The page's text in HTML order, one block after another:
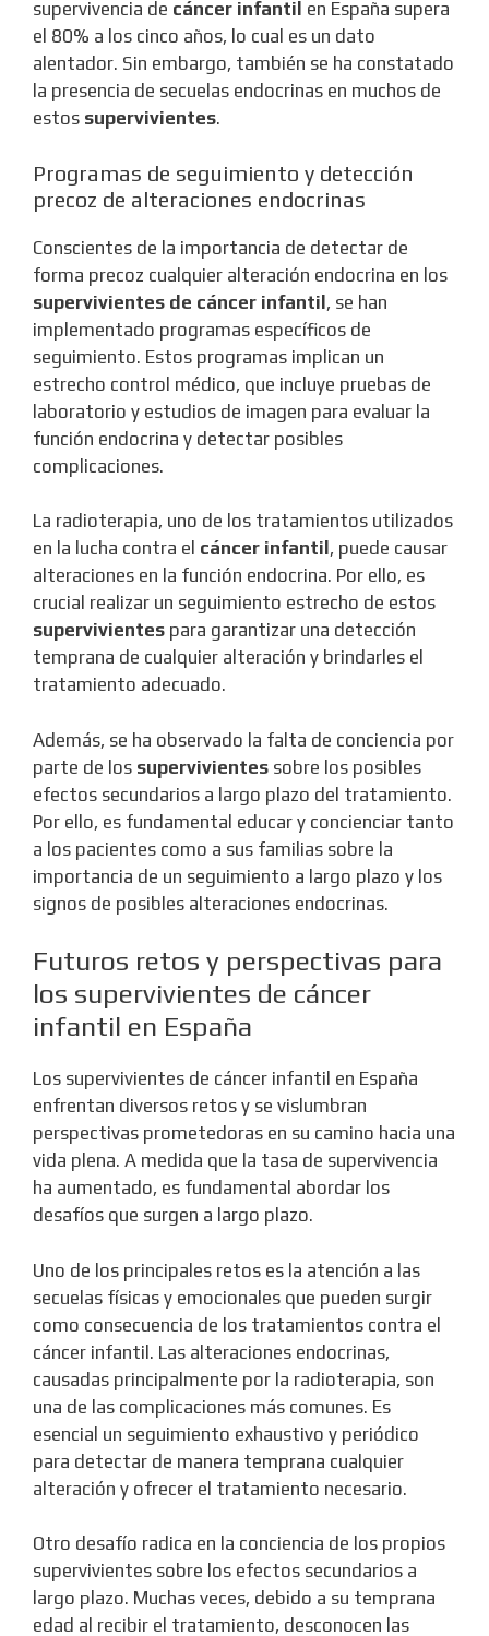
supervivencia de cáncer infantil en España supera
el 80% a los cinco años, lo cual es un dato
alentador. Sin embargo, también se ha constatado
la presencia de secuelas endocrinas en muchos de
estos supervivientes.
Programas de seguimiento y detección
precoz de alteraciones endocrinas
Conscientes de la importancia de detectar de
forma precoz cualquier alteración endocrina en los
supervivientes de cáncer infantil, se han
implementado programas específicos de
seguimiento. Estos programas implican un
estrecho control médico, que incluye pruebas de
laboratorio y estudios de imagen para evaluar la
función endocrina y detectar posibles
complicaciones.
La radioterapia, uno de los tratamientos utilizados
en la lucha contra el cáncer infantil , puede causar
alteraciones en la función endocrina. Por ello, es
crucial realizar un seguimiento estrecho de estos
supervivientes para garantizar una detección
temprana de cualquier alteración y brindarles el
tratamiento adecuado.
Además, se ha observado la falta de conciencia por
parte de los supervivientes sobre los posibles
efectos secundarios a largo plazo del tratamiento.
Por ello, es fundamental educar y concienciar tanto
a los pacientes como a sus familias sobre la
importancia de un seguimiento a largo plazo y los
signos de posibles alteraciones endocrinas.
Futuros retos y perspectivas para
los supervivientes de cáncer
infantil en España
Los supervivientes de cáncer infantil en España
enfrentan diversos retos y se vislumbran
perspectivas prometedoras en su camino hacia una
vida plena. A medida que la tasa de supervivencia
ha aumentado, es fundamental abordar los
desafíos que surgen a largo plazo.
Uno de los principales retos es la atención a las
secuelas físicas y emocionales que pueden surgir
como consecuencia de los tratamientos contra el
cáncer infantil. Las alteraciones endocrinas,
causadas principalmente por la radioterapia, son
una de las complicaciones más comunes. Es
esencial un seguimiento exhaustivo y periódico
para detectar de manera temprana cualquier
alteración y ofrecer el tratamiento necesario.
Otro desafío radica en la conciencia de los propios
supervivientes sobre los efectos secundarios a
largo plazo. Muchas veces, debido a su temprana
edad al recibir el tratamiento, desconocen las